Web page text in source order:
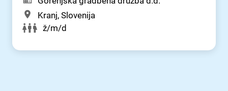
Kranj, Slovenija
ž/m/d